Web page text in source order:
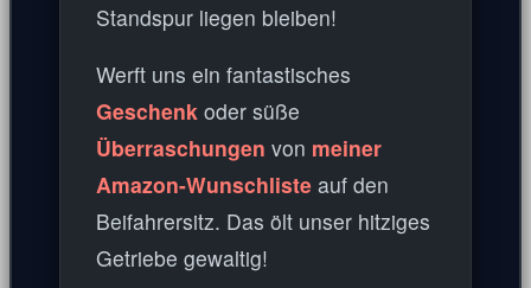
Standspur liegen bleiben!
Werft uns ein fantastisches
Geschenk oder süße
Überraschungen von meiner
Amazon-Wunschliste auf den
Beifahrersitz. Das ölt unser hitziges
Getriebe gewaltig!